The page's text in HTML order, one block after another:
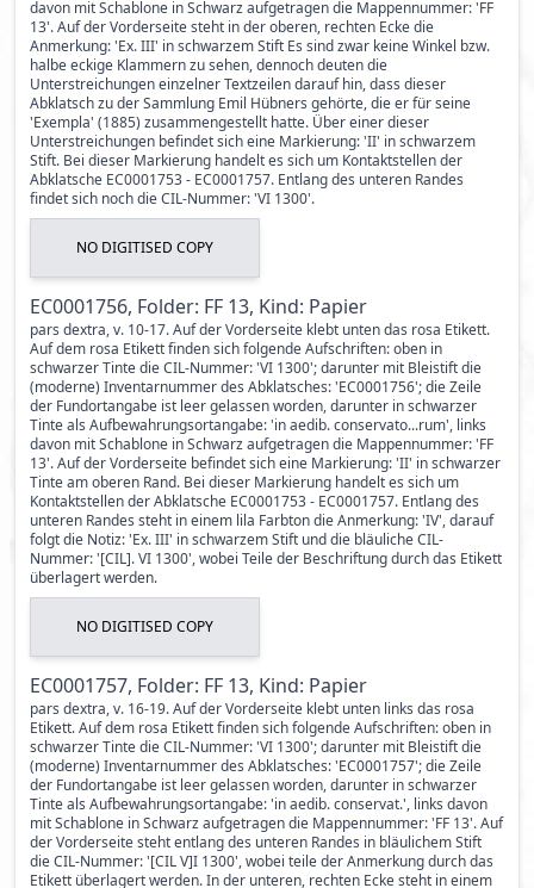
davon mit Schablone in Schwarz aufgetragen die Mappennummer: 'FF
13'. Auf der Vorderseite steht in der oberen, rechten Ecke die
Anmerkung: 'Ex. III' in schwarzem Stift Es sind zwar keine Winkel bzw.
halbe eckige Klammern zu sehen, dennoch deuten die
Unterstreichungen einzelner Textzeilen darauf hin, dass dieser
Abklatsch zu der Sammlung Emil Hübners gehörte, die er für seine
'Exempla' (1885) zusammengestellt hatte. Über einer dieser
Unterstreichungen befindet sich eine Markierung: 'II' in schwarzem
Stift. Bei dieser Markierung handelt es sich um Kontaktstellen der
Abklatsche EC0001753 - EC0001757. Entlang des unteren Randes
findet sich noch die CIL-Nummer: 'VI 1300'.
NO DIGITISED COPY
EC0001756, Folder: FF 13, Kind: Papier
pars dextra, v. 10-17. Auf der Vorderseite klebt unten das rosa Etikett.
Auf dem rosa Etikett finden sich folgende Aufschriften: oben in
schwarzer Tinte die CIL-Nummer: 'VI 1300'; darunter mit Bleistift die
(moderne) Inventarnummer des Abklatsches: 'EC0001756'; die Zeile
der Fundortangabe ist leer gelassen worden, darunter in schwarzer
Tinte als Aufbewahrungsortangabe: 'in aedib. conservato...rum', links
davon mit Schablone in Schwarz aufgetragen die Mappennummer: 'FF
13'. Auf der Vorderseite befindet sich eine Markierung: 'II' in schwarzer
Tinte am oberen Rand. Bei dieser Markierung handelt es sich um
Kontaktstellen der Abklatsche EC0001753 - EC0001757. Entlang des
unteren Randes steht in einem lila Farbton die Anmerkung: 'IV', darauf
folgt die Notiz: 'Ex. III' in schwarzem Stift und die bläuliche CIL-
Nummer: '[CIL]. VI 1300', wobei Teile der Beschriftung durch das Etikett
überlagert werden.
NO DIGITISED COPY
EC0001757, Folder: FF 13, Kind: Papier
pars dextra, v. 16-19. Auf der Vorderseite klebt unten links das rosa
Etikett. Auf dem rosa Etikett finden sich folgende Aufschriften: oben in
schwarzer Tinte die CIL-Nummer: 'VI 1300'; darunter mit Bleistift die
(moderne) Inventarnummer des Abklatsches: 'EC0001757'; die Zeile
der Fundortangabe ist leer gelassen worden, darunter in schwarzer
Tinte als Aufbewahrungsortangabe: 'in aedib. conservat.', links davon
mit Schablone in Schwarz aufgetragen die Mappennummer: 'FF 13'. Auf
der Vorderseite steht entlang des unteren Randes in bläulichem Stift
die CIL-Nummer: '[CIL V]I 1300', wobei teile der Anmerkung durch das
Etikett überlagert werden. In der unteren, rechten Ecke steht in einem